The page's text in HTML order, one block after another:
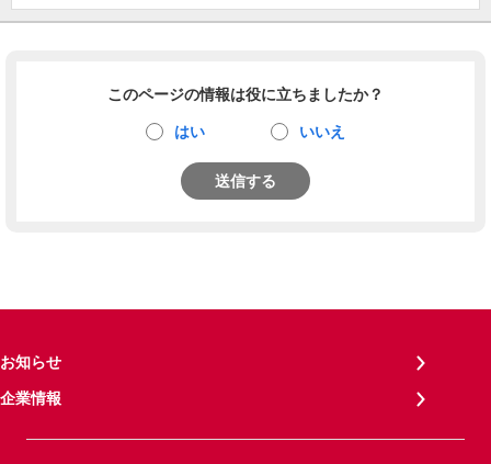
このページの情報は役に立ちましたか？
はい いいえ
送信する
お知らせ
企業情報